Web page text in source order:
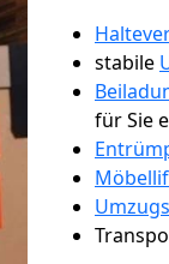
stabile
für Sie